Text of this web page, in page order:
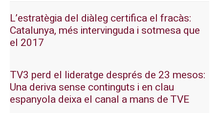
L’estratègia del diàleg certifica el fracàs:
Catalunya, més intervinguda i sotmesa que
el 2017
TV3 perd el lideratge després de 23 mesos:
Una deriva sense continguts i en clau
espanyola deixa el canal a mans de TVE